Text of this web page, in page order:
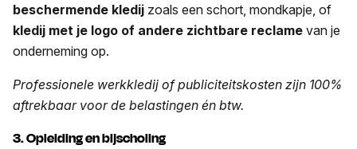
beschermende kledij zoals een schort, mondkapje, of
kledij met je logo of andere zichtbare reclame van je
onderneming op.
Professionele werkkledij of publiciteitskosten zijn 100%
aftrekbaar voor de belastingen én btw.
3. Opleiding en bijscholing